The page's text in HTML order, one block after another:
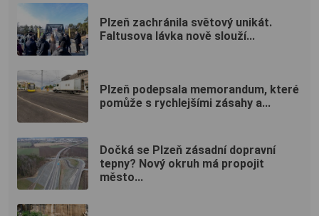
Plzeň zachránila světový unikát.
Faltusova lávka nově slouží...
Plzeň podepsala memorandum, které
pomůže s rychlejšími zásahy a...
Dočká se Plzeň zásadní dopravní
tepny? Nový okruh má propojit
město...